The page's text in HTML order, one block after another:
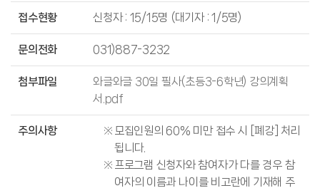
접수현황 신청자 : 15/15명 (대기자 : 1/5명)
문의전화 031)887-3232
첨부파일
와글와글 30일 필사(초등3-6학년) 강의계획
서.pdf
주의사항
모집인원의 60% 미만 접수 시 [폐강] 처리
됩니다.
프로그램 신청자와 참여자가 다를 경우 참
여자의 이름과 나이를 비고란에 기재해 주